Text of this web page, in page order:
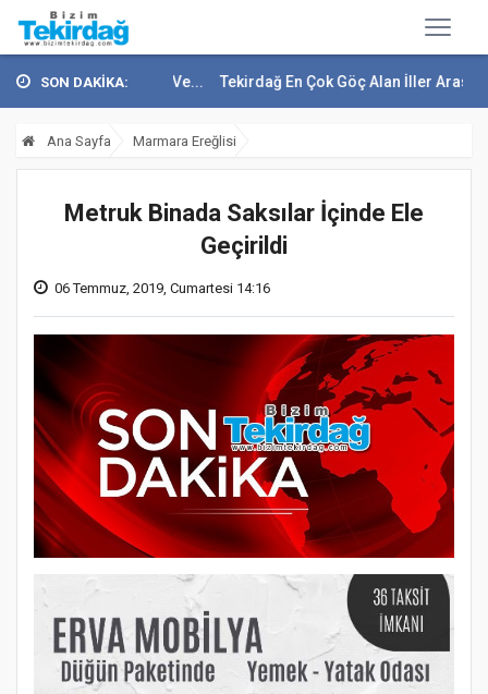
SON DAKİKA:
Demokrasi Ve... Tekirdağ En Çok Göç Alan İller Arasında 9.
Ana Sayfa Marmara Ereğlisi
Metruk Binada Saksılar İçinde Ele
Geçirildi
06 Temmuz, 2019, Cumartesi 14:16